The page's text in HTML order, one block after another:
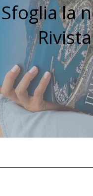
Sfoglia la
Rivista